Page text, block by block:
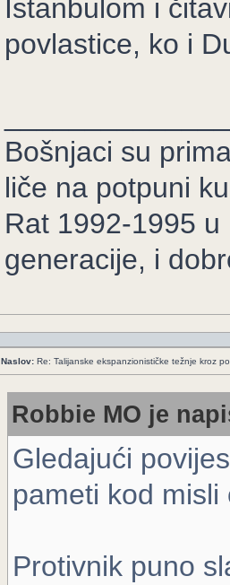
Istanbulom i
povlastice, ko i
Bošnjaci su
liče na potpuni
Rat 1992-1995
generacije, i
Naslov: Re: Talijanske ekspanzionističke težnje kroz
Robbie MO je
Gledajući
pameti kod
Protivnik puno